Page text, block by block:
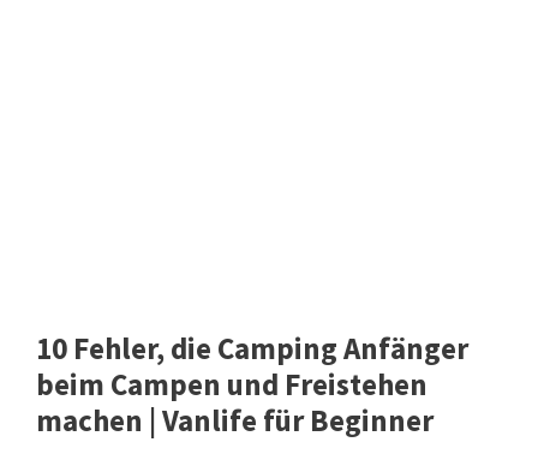
10 Fehler, die Camping Anfänger
beim Campen und Freistehen
machen | Vanlife für Beginner